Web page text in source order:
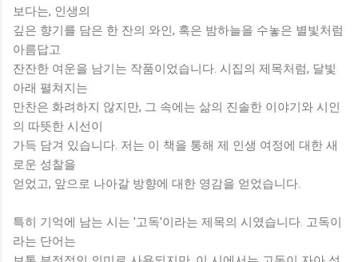
보다는, 인생의
깊은 향기를 담은 한 잔의 와인, 혹은 밤하늘을 수놓은 별빛처럼
아름답고
잔잔한 여운을 남기는 작품이었습니다. 시집의 제목처럼, 달빛
아래 펼쳐지는
만찬은 화려하지 않지만, 그 속에는 삶의 진솔한 이야기와 시인
의 따뜻한 시선이
가득 담겨 있습니다. 저는 이 책을 통해 제 인생 여정에 대한 새
로운 성찰을
얻었고, 앞으로 나아갈 방향에 대한 영감을 얻었습니다.
특히 기억에 남는 시는 '고독'이라는 제목의 시였습니다. 고독이
라는 단어는